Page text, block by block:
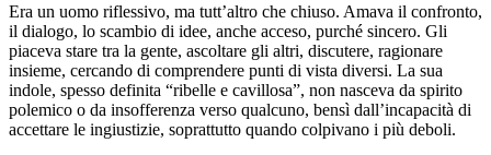
Era un uomo riflessivo, ma tutt’altro che chiuso. Amava il confronto,
il dialogo, lo scambio di idee, anche acceso, purché sincero. Gli
piaceva stare tra la gente, ascoltare gli altri, discutere, ragionare
insieme, cercando di comprendere punti di vista diversi. La sua
indole, spesso definita “ribelle e cavillosa”, non nasceva da spirito
polemico o da insofferenza verso qualcuno, bensì dall’incapacità di
accettare le ingiustizie, soprattutto quando colpivano i più deboli.